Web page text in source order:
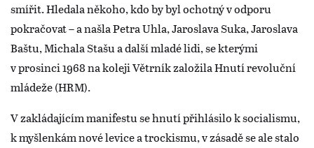
smířit. Hledala někoho, kdo by byl ochotný v odporu
pokračovat – a našla Petra Uhla, Jaroslava Suka, Jaroslava
Baštu, Michala Stašu a další mladé lidi, se kterými
v prosinci 1968 na koleji Větrník založila Hnutí revoluční
mládeže (HRM).
V zakládajícím manifestu se hnutí přihlásilo k socialismu,
k myšlenkám nové levice a trockismu, v zásadě se ale stalo